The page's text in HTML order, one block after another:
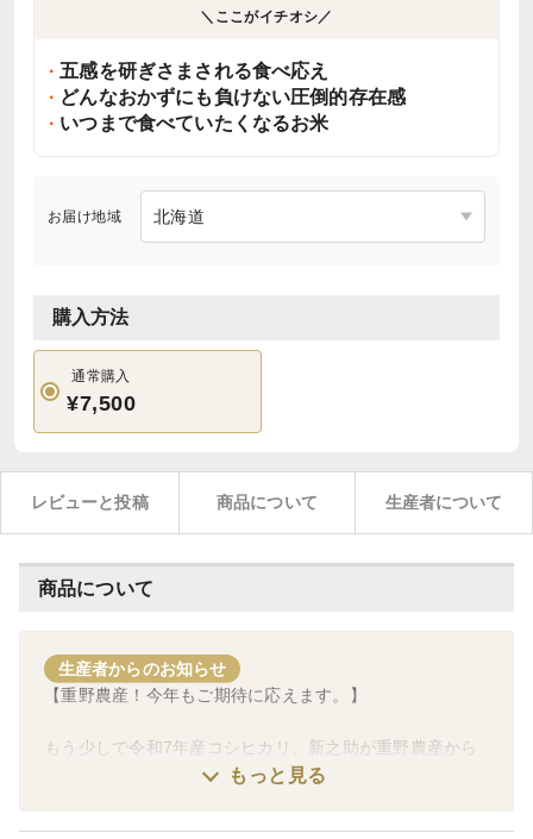
＼ここがイチオシ／
五感を研ぎさまされる食べ応え
どんなおかずにも負けない圧倒的存在感
いつまで食べていたくなるお米
お届け地域
購入方法
通常購入
¥7,500
レビューと投稿 商品について 生産者について
商品について
生産者からのお知らせ
【重野農産！今年もご期待に応えます。】
もう少しで令和7年産コシヒカリ、新之助が重野農産から
もっと見る